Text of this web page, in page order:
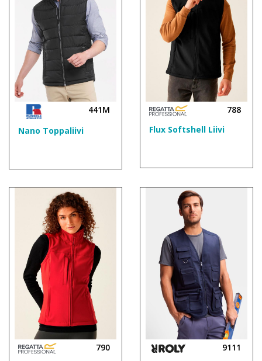
441M
Nano Toppaliivi
788
Flux Softshell Liivi
790
9111